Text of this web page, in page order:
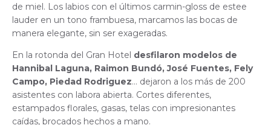
de miel. Los labios con el últimos carmin-gloss de estee
lauder en un tono frambuesa, marcamos las bocas de
manera elegante, sin ser exageradas.
En la rotonda del Gran Hotel desfilaron modelos de
Hannibal Laguna, Raimon Bundó, José Fuentes, Fely
Campo, Piedad Rodriguez… dejaron a los más de 200
asistentes con labora abierta. Cortes diferentes,
estampados florales, gasas, telas con impresionantes
caídas, brocados hechos a mano.